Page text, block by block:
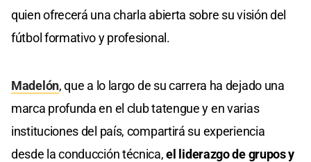
quien ofrecerá una charla abierta sobre su visión del
fútbol formativo y profesional.
Madelón, que a lo largo de su carrera ha dejado una
marca profunda en el club tatengue y en varias
instituciones del país, compartirá su experiencia
desde la conducción técnica,el liderazgo de grupos y